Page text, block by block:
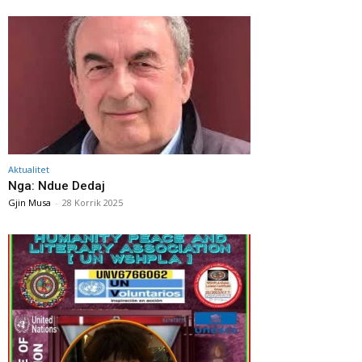
Aktualitet
Nga: Ndue Dedaj
Gjin Musa - 28 Korrik 2025